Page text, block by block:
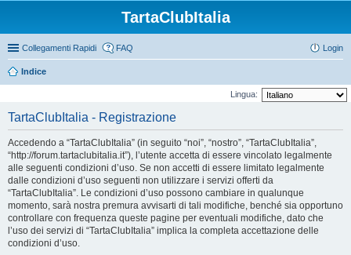
TartaClubItalia
Collegamenti Rapidi FAQ Login
Indice
Lingua:
TartaClubItalia - Registrazione
Accedendo a “TartaClubItalia” (in seguito “noi”, “nostro”, “TartaClubItalia”,
“http://forum.tartaclubitalia.it”), l’utente accetta di essere vincolato legalmente
alle seguenti condizioni d’uso. Se non accetti di essere limitato legalmente
dalle condizioni d’uso seguenti non utilizzare i servizi offerti da
“TartaClubItalia”. Le condizioni d’uso possono cambiare in qualunque
momento, sarà nostra premura avvisarti di tali modifiche, benché sia opportuno
controllare con frequenza queste pagine per eventuali modifiche, dato che
l’uso dei servizi di “TartaClubItalia” implica la completa accettazione delle
condizioni d’uso.